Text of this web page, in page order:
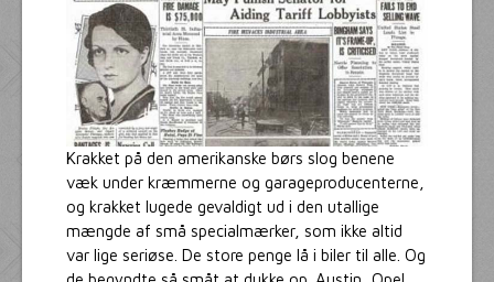
Krakket på den amerikanske børs slog benene
væk under kræmmerne og garageproducenterne,
og krakket lugede gevaldigt ud i den utallige
mængde af små specialmærker, som ikke altid
var lige seriøse. De store penge lå i biler til alle. Og